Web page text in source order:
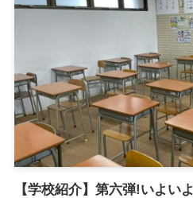
【学校紹介】第六弾!いよい